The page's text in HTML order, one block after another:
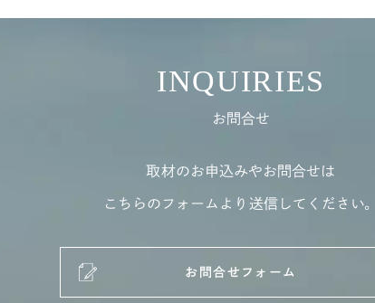
INQUIRIES
お問合せ
取材のお申込みやお問合せは
こちらのフォームより送信してください。
お問合せフォーム